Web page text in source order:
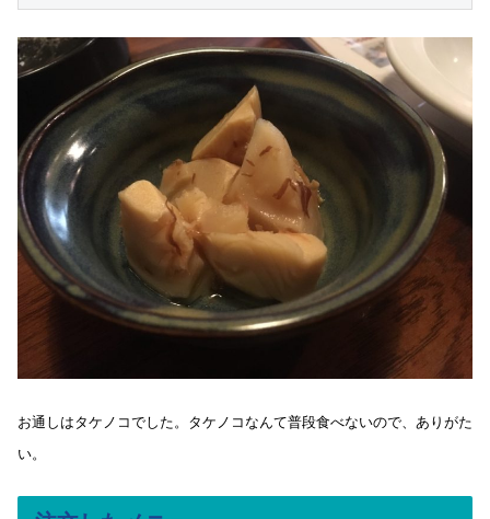
お通しはタケノコでした。タケノコなんて普段食べないので、ありがた
い。